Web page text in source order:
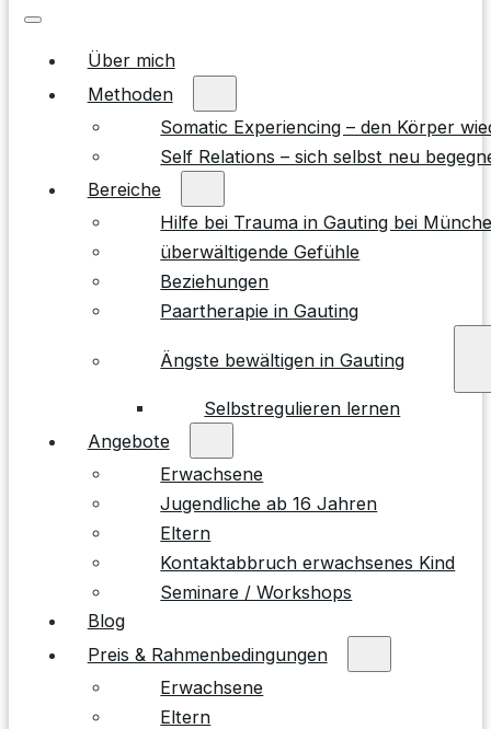
Über mich
Methoden
Somatic Experiencing – den Körper
Self Relations – sich selbst neu
Bereiche
Hilfe bei Trauma in Gauting bei
überwältigende Gefühle
Beziehungen
Paartherapie in Gauting
Ängste bewältigen in Gauting
Selbstregulieren lernen
Angebote
Erwachsene
Jugendliche ab 16 Jahren
Eltern
Kontaktabbruch erwachsenes Kind
Seminare / Workshops
Blog
Preis & Rahmenbedingungen
Erwachsene
Eltern